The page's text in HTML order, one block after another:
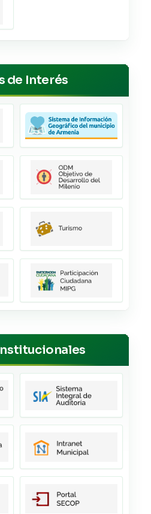
de Interés